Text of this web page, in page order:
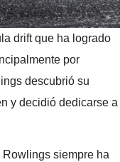
drift que ha logrado
por
descubrió su
y decidió dedicarse a
siempre ha